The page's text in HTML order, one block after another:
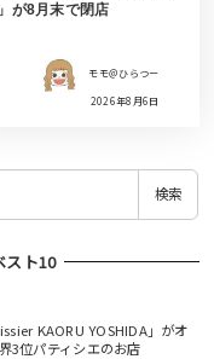
が8月末で閉店
モモ＠ひらつー
2026年8月6日
検索
スト10
KAORU YOSHIDA」がオ
3位パティシエのお店